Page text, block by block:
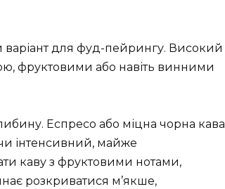
для фуд-пейрингу. Високий
фруктовими або навіть винними
Еспресо або міцна чорна кава
інтенсивний, майже
каву з фруктовими нотами,
розкриватися м’якше,